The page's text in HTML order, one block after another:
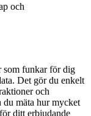
och
som funkar för dig
Det gör du enkelt
och
du mäta hur mycket
ditt erbjudande